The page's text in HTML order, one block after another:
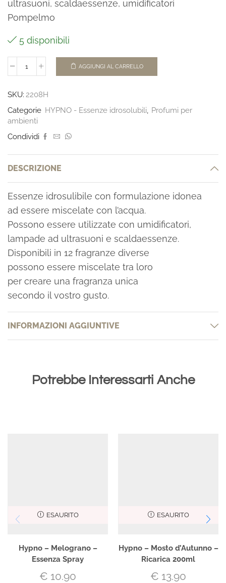
ultrasuoni, scaldaessenze, umidificatori
Pompelmo
5 disponibili
AGGIUNGI AL CARRELLO
SKU: 2208H
Categorie HYPNO - Essenze idrosolubili
Profumi per
ambienti
Condividi
DESCRIZIONE
Essenze idrosulibile con formulazione idonea
ad essere miscelate con l’acqua.
Possono essere utilizzate con umidificatori,
lampade ad ultrasuoni e scaldaessenze.
Disponibili in 12 fragranze diverse
possono essere miscelate tra loro
per creare una fragranza unica
secondo il vostro gusto.
INFORMAZIONI AGGIUNTIVE
Potrebbe Interessarti Anche
ESAURITO
Hypno – Melograno –
Essenza Spray
€ 10.90
ESAURITO
Hypno – Mosto d’Autunno –
Ricarica 200ml
€ 13.90